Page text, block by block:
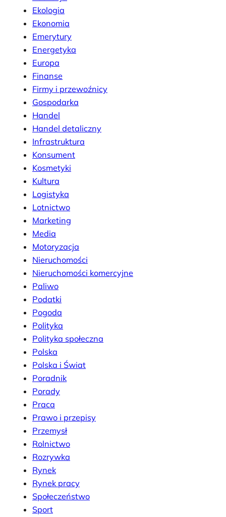
Ekologia
Ekonomia
Emerytury
Energetyka
Europa
Finanse
Firmy i przewoźnicy
Gospodarka
Handel
Handel detaliczny
Infrastruktura
Konsument
Kosmetyki
Kultura
Logistyka
Lotnictwo
Marketing
Media
Motoryzacja
Nieruchomości
Nieruchomości komercyjne
Paliwo
Podatki
Pogoda
Polityka
Polityka społeczna
Polska
Polska i Świat
Poradnik
Porady
Praca
Prawo i przepisy
Przemysł
Rolnictwo
Rozrywka
Rynek
Rynek pracy
Społeczeństwo
Sport